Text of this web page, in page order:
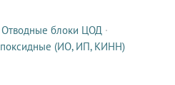
Отводные блоки ЦОД ·
(ИО, ИП, КИНН)